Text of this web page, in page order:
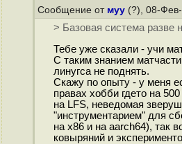
Сообщение от муу (?), 08-
> Базовая система разве
Тебе уже сказали - учи
С таким знанием
линугса не поднять.
Скажу по опыту - у меня
правах хобби гдето на
на LFS, неведомая
"инструментарием" для
на x86 и на aarch64), так
ковыряний и